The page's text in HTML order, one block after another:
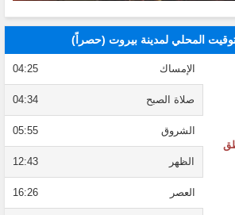
المحلي لمدينة بيروت (حصراً)
الإمساك 04:25
صلاة الصبح 04:34
الشروق 05:55
الظهر 12:43
العصر 16:26